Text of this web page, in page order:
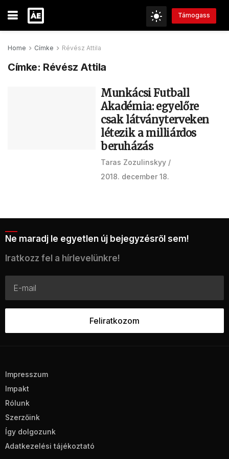
Támogass
Home Címke Révész Attila
Címke: Révész Attila
Munkácsi Futball
Akadémia: egyelőre
csak látványterveken
létezik a milliárdos
beruházás
Taras Zozulinskyy
2018. december 18.
Ne maradj le egyetlen új bejegyzésről sem!
Iratkozz fel a hírlevelünkre!
Impresszum
Impakt
Rólunk
Szerzőink
Így dolgozunk
Adatkezelési tájékoztató